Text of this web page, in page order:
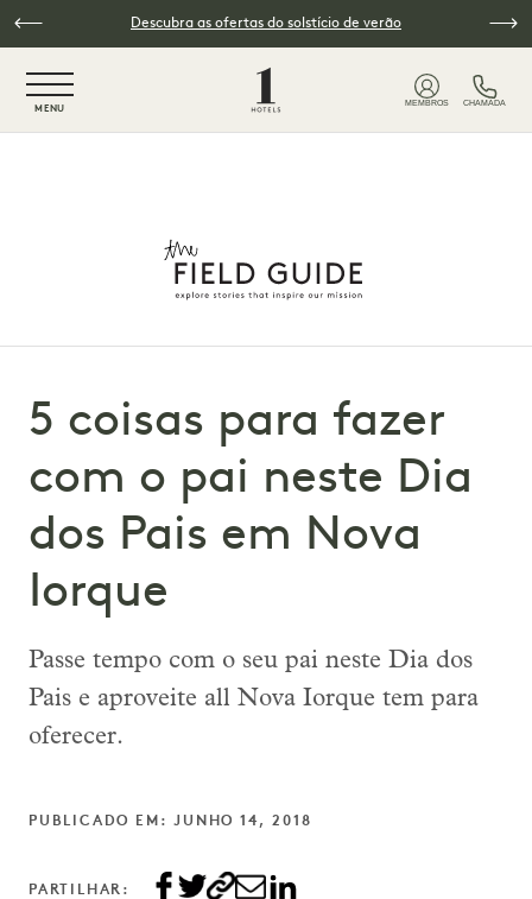
Saltar para o conteúdo principal
Descubra as ofertas do solstício de verão
MENU
MEMBROS CHAMADA
5 coisas para fazer
com o pai neste Dia
dos Pais em Nova
Iorque
Passe tempo com o seu pai neste Dia dos
Pais e aproveite all Nova Iorque tem para
oferecer.
PUBLICADO EM: JUNHO 14, 2018
PARTILHAR: